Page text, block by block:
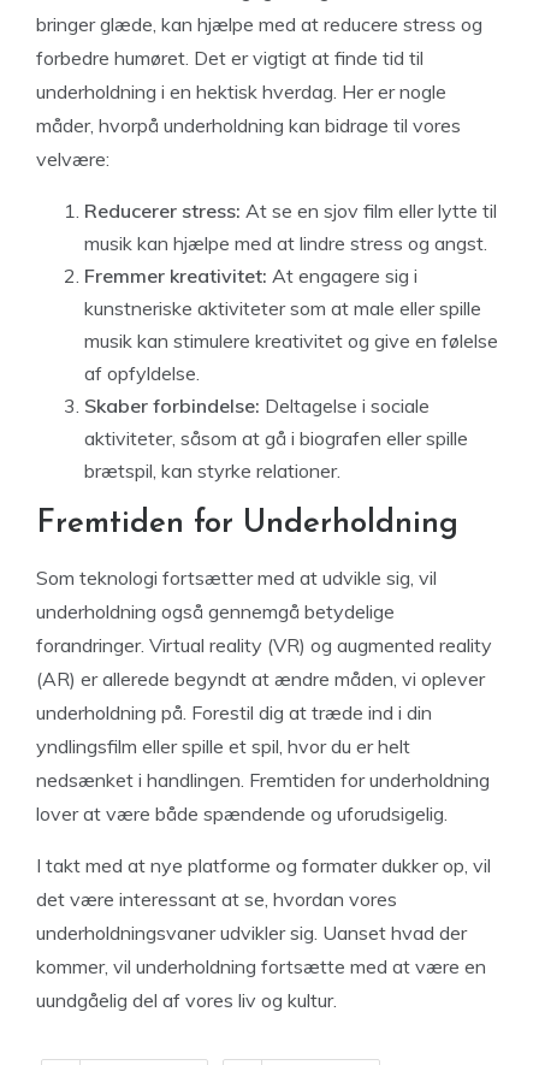
bringer glæde, kan hjælpe med at reducere stress og
forbedre humøret. Det er vigtigt at finde tid til
underholdning i en hektisk hverdag. Her er nogle
måder, hvorpå underholdning kan bidrage til vores
velvære:
Reducerer stress: At se en sjov film eller lytte til
musik kan hjælpe med at lindre stress og angst.
Fremmer kreativitet: At engagere sig i
kunstneriske aktiviteter som at male eller spille
musik kan stimulere kreativitet og give en følelse
af opfyldelse.
Skaber forbindelse: Deltagelse i sociale
aktiviteter, såsom at gå i biografen eller spille
brætspil, kan styrke relationer.
Fremtiden for Underholdning
Som teknologi fortsætter med at udvikle sig, vil
underholdning også gennemgå betydelige
forandringer. Virtual reality (VR) og augmented reality
(AR) er allerede begyndt at ændre måden, vi oplever
underholdning på. Forestil dig at træde ind i din
yndlingsfilm eller spille et spil, hvor du er helt
nedsænket i handlingen. Fremtiden for underholdning
lover at være både spændende og uforudsigelig.
I takt med at nye platforme og formater dukker op, vil
det være interessant at se, hvordan vores
underholdningsvaner udvikler sig. Uanset hvad der
kommer, vil underholdning fortsætte med at være en
uundgåelig del af vores liv og kultur.